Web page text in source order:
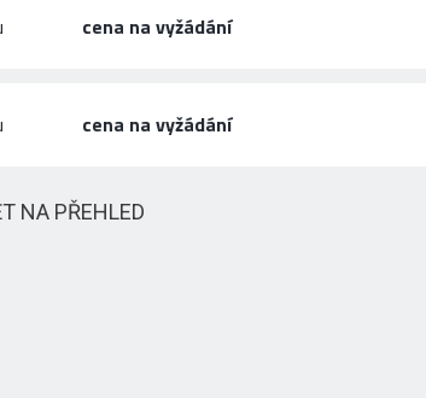
cena na vyžádání
cena na vyžádání
NA PŘEHLED